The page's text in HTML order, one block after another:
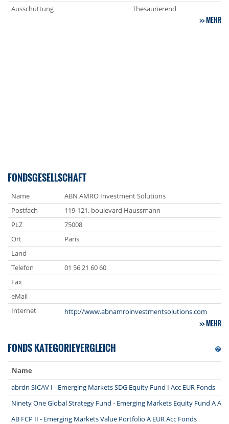
Ausschüttung
Thesaurierend
MEHR
FONDSGESELLSCHAFT
Name
ABN AMRO Investment Solutions
Postfach
119-121, boulevard Haussmann
PLZ
75008
Ort
Paris
Land
Telefon
01 56 21 60 60
Fax
eMail
Internet
http://www.abnamroinvestmentsolutions.com
MEHR
FONDS KATEGORIEVERGLEICH
Name
abrdn SICAV I - Emerging Markets SDG Equity Fund I Acc EUR Fonds
Ninety One Global Strategy Fund - Emerging Markets Equity Fund A Acc
AB FCP II - Emerging Markets Value Portfolio A EUR Acc Fonds